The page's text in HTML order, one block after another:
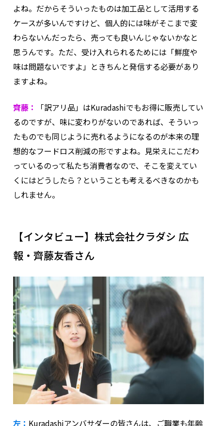
よね。だからそういったものは加工品として活用する
ケースが多いんですけど、個人的には味がそこまで変
わらないんだったら、売っても良いんじゃないかなと
思うんです。ただ、受け入れられるためには「鮮度や
味は問題ないですよ」ときちんと発信する必要があり
ますよね。
齊藤：
「訳アリ品」はKuradashiでもお得に販売してい
るのですが、味に変わりがないのであれば、そういっ
たものでも同じように売れるようになるのが本来の理
想的なフードロス削減の形ですよね。見栄えにこだわ
っているのって私たち消費者なので、そこを変えてい
くにはどうしたら？ということも考えるべきなのかも
しれません。
【インタビュー】株式会社クラダシ 広
報・齊藤友香さん
左： Kuradashiアンバサダーの皆さんは、ご職業も年齢